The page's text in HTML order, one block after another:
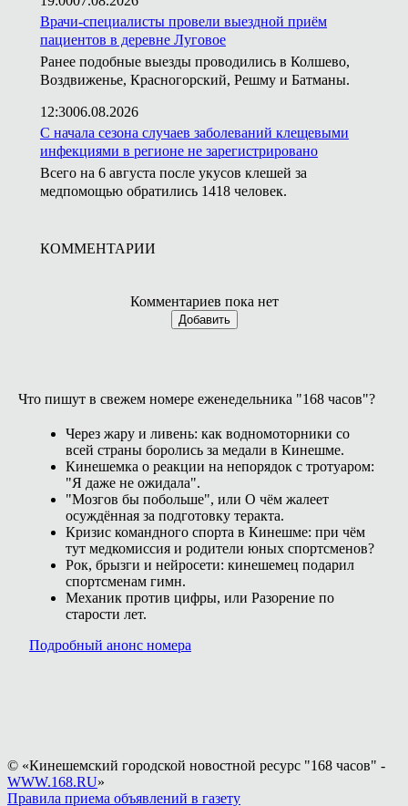
Врачи-специалисты провели выездной приём
пациентов в деревне Луговое
Ранее подобные выезды проводились в Колшево,
Воздвиженье, Красногорский, Решму и Батманы.
12:3006.08.2026
С начала сезона случаев заболеваний клещевыми
инфекциями в регионе не зарегистрировано
Всего на 6 августа после укусов клешей за
медпомощью обратились 1418 человек.
КОММЕНТАРИИ
Комментариев пока нет
Добавить
Что пишут в свежем номере еженедельника "168 часов"?
Через жару и ливень: как водномоторники со
всей страны боролись за медали в Кинешме.
Кинешемка о реакции на непорядок с тротуаром:
"Я даже не ожидала".
"Мозгов бы побольше", или О чём жалеет
осуждённая за подготовку теракта.
Кризис командного спорта в Кинешме: при чём
тут медкомиссия и родители юных спортсменов?
Рок, брызги и нейросети: кинешемец подарил
спортсменам гимн.
Механик против цифры, или Разорение по
старости лет.
Подробный анонс номера
© «Кинешемский городской новостной ресурс "168 часов" -
WWW.168.RU»
Правила приема объявлений в газету